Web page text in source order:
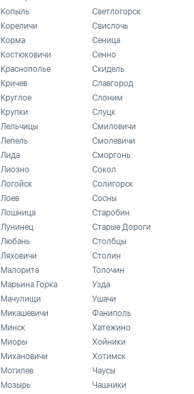
Копыль
Кореличи
Корма
Костюковичи
Краснополье
Кричев
Круглое
Крупки
Лельчицы
Лепель
Лида
Лиозно
Логойск
Лоев
Лошница
Лунинец
Любань
Ляховичи
Малорита
Марьина Горка
Мачулищи
Микашевичи
Минск
Миоры
Михановичи
Могилев
Мозырь
Светлогорск
Свислочь
Сеница
Сенно
Скидель
Славгород
Слоним
Слуцк
Смиловичи
Смолевичи
Сморгонь
Сокол
Солигорск
Сосны
Старобин
Старые Дороги
Столбцы
Столин
Толочин
Узда
Ушачи
Фаниполь
Хатежино
Хойники
Хотимск
Чаусы
Чашники